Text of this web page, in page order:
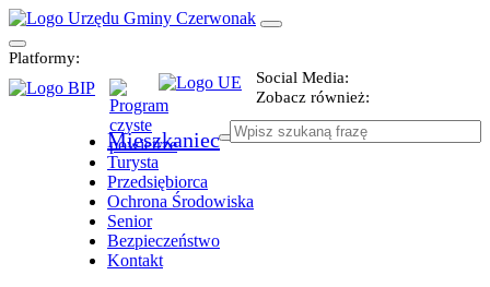
Platformy:
Social Media:
Zobacz również:
Mieszkaniec
Turysta
Przedsiębiorca
Ochrona Środowiska
Senior
Bezpieczeństwo
Kontakt